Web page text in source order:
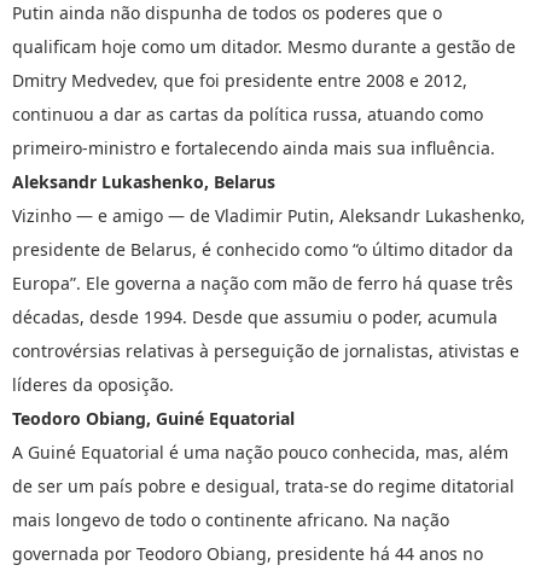
Putin ainda não dispunha de todos os poderes que o
qualificam hoje como um ditador. Mesmo durante a gestão de
Dmitry Medvedev, que foi presidente entre 2008 e 2012,
continuou a dar as cartas da política russa, atuando como
primeiro-ministro e fortalecendo ainda mais sua influência.
Aleksandr Lukashenko, Belarus
Vizinho — e amigo — de Vladimir Putin, Aleksandr Lukashenko,
presidente de Belarus, é conhecido como “o último ditador da
Europa”. Ele governa a nação com mão de ferro há quase três
décadas, desde 1994. Desde que assumiu o poder, acumula
controvérsias relativas à perseguição de jornalistas, ativistas e
líderes da oposição.
Teodoro Obiang, Guiné Equatorial
A Guiné Equatorial é uma nação pouco conhecida, mas, além
de ser um país pobre e desigual, trata-se do regime ditatorial
mais longevo de todo o continente africano. Na nação
governada por Teodoro Obiang, presidente há 44 anos no